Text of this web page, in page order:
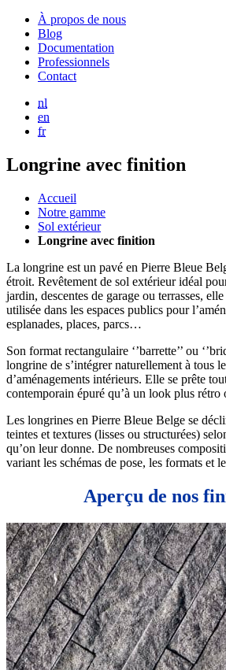
À propos de nous
Blog
Documentation
Professionnels
Contact
nl
en
fr
Longrine avec finition
Accueil
Notre gamme
Sol extérieur
Longrine avec finition
La longrine est un pavé en Pierre Bleue
étroit. Revêtement de sol extérieur idéal
jardin, descentes de garage ou terrasses,
utilisée dans les espaces publics pour
esplanades, places, parcs…
Son format rectangulaire ‘’barrette’’ ou
longrine de s’intégrer naturellement à tous
d’aménagements intérieurs. Elle se prête
contemporain épuré qu’à un look plus rétro
Les longrines en Pierre Bleue Belge se
teintes et textures (lisses ou structurées)
qu’on leur donne. De nombreuses
variant les schémas de pose, les formats et
Aperçu de nos